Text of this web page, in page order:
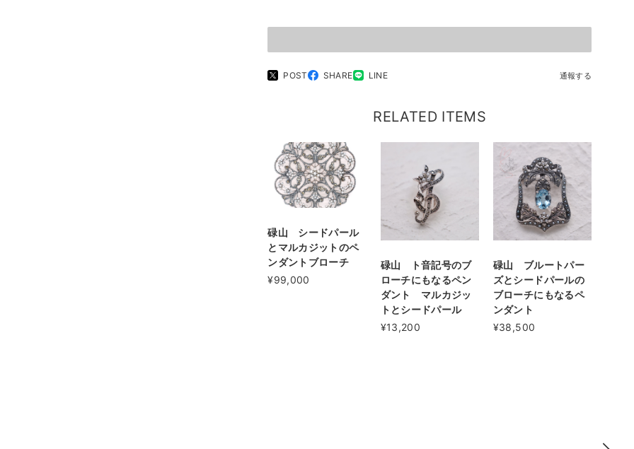
POST SHARE LINE 通報する
RELATED ITEMS
碌山 シードパール
とマルカジットのペ
ンダントブローチ
¥99,000
碌山 ト音記号のブ
ローチにもなるペン
ダント マルカジッ
トとシードパール
¥13,200
碌山 ブルートパー
ズとシードパールの
ブローチにもなるペ
ンダント
¥38,500